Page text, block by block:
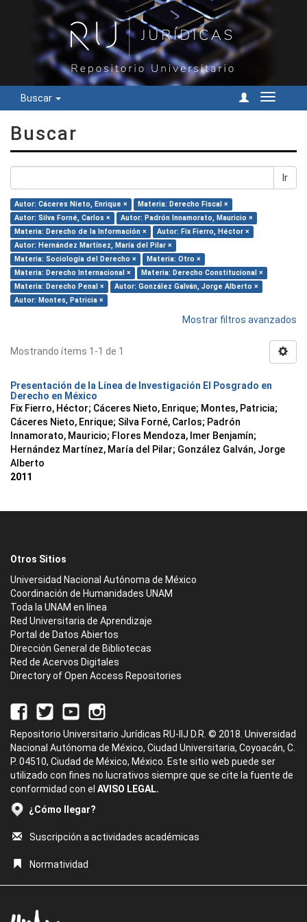
Buscar
Cambiar
Buscar
Ir
Autor: Cáceres Nieto, Enrique ×
Materia: Derecho Fiscal ×
Autor: Silva Forné, Carlos ×
Autor: Padrón Innamorato, Mauricio ×
Materia: Derecho de la Información ×
Autor: Fix Fierro, Héctor ×
Autor: Hernández Martínez, María del Pilar ×
Materia: Sociología del Derecho ×
Materia: Otro ×
Materia: Derecho Internacional ×
Materia: Derecho Constitucional ×
Materia: Derecho Penal ×
Autor: González Galván, Jorge Alberto ×
Autor: Montes, Patricia ×
Mostrar filtros avanzados
Mostrando ítems 1-1 de 1
Presentación de la Línea de Investigación El Posgrado en
Derecho en México
Fix Fierro, Héctor; Cáceres Nieto, Enrique; Montes, Patricia;
Cáceres Nieto, Enrique; Silva Forné, Carlos; Padrón
Innamorato, Mauricio; Flores Mendoza, Imer Benjamín;
Hernández Martínez, María del Pilar; González Galván, Jorge
Alberto
2011
Otros Sitios
Universidad Nacional Autónoma de México
Coordinación de Humanidades UNAM
Toda la UNAM en línea
Red Universitaria de Aprendizaje
Portal de Datos Abiertos
Dirección General de Bibliotecas
Red de Acervos Digitales
Directory of Open Access Repositories
Repositorio Universitario Jurídicas RU-IIJ D.R. © 2018. Universidad
Nacional Autónoma de México, Ciudad Universitaria, Coyoacán, C.
P. 04510, Ciudad de México, México. Este sitio web puede ser
utilizado con fines no lucrativos siempre que se cite la fuente de
conformidad con el AVISO LEGAL.
¿Cómo llegar?
Suscripción a actividades académicas
Normatividad